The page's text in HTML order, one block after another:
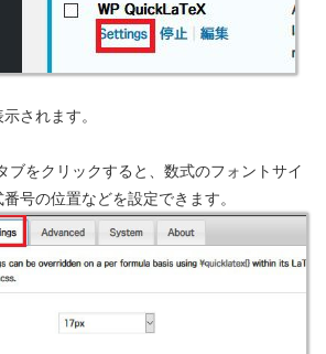
されます。
をクリックすると、数式のフォントサイ
号の位置などを設定できます。